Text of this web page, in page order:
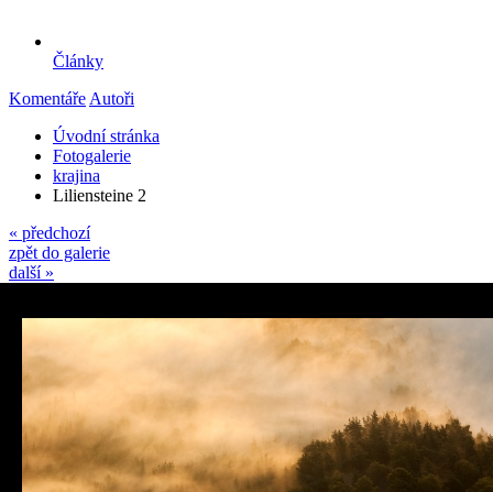
Články
Komentáře Autoři
Úvodní stránka
Fotogalerie
krajina
Liliensteine 2
« předchozí
zpět do galerie
další »